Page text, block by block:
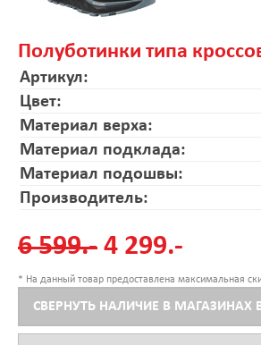
Полуботинки типа
Артикул:
Цвет:
Материал верха:
Материал подклада:
Материал подошвы:
Производитель:
6 599.- 4 299.-
* На данный товар предоставлена максимальная
СВЕРНУТЬ НАЛИЧИЕ В МАГАЗИНАХ